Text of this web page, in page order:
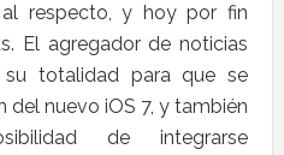
respecto, y hoy por fin
El agregador de noticias
totalidad para que se
del nuevo iOS 7, y también
de integrarse